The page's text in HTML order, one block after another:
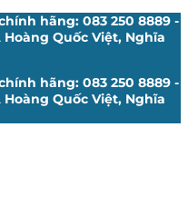
hãng: 083 250 8889 -
Quốc Việt, Nghĩa
hãng: 083 250 8889 -
Quốc Việt, Nghĩa